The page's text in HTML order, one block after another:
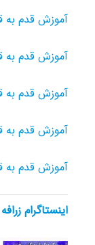
آموزش قدم به
آموزش قدم به
آموزش قدم به
آموزش قدم به
آموزش قدم به
اینستاگرام